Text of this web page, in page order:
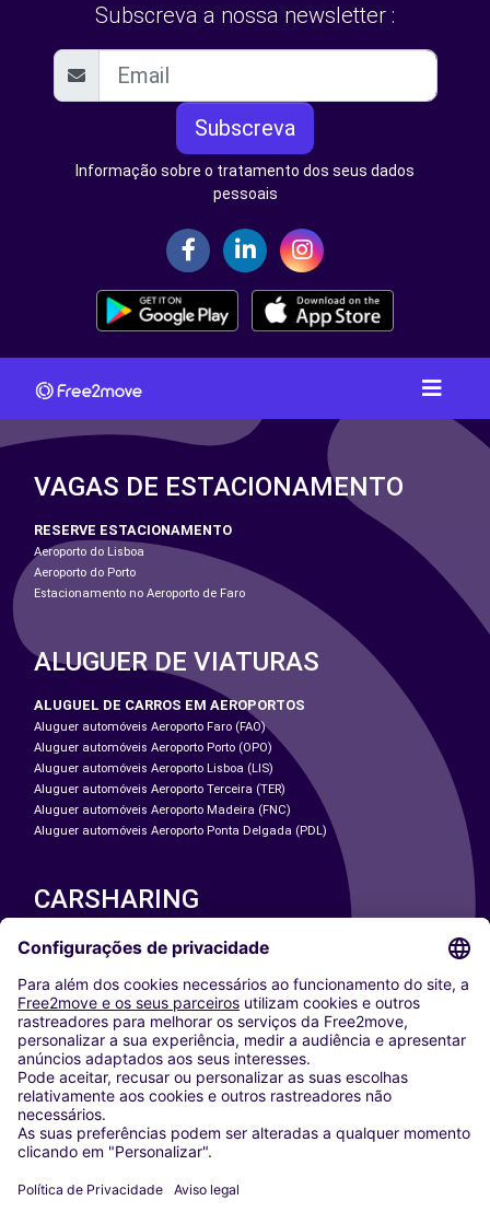
Subscreva a nossa newsletter :
Subscreva
Informação sobre o tratamento dos seus dados
pessoais
VAGAS DE ESTACIONAMENTO
RESERVE ESTACIONAMENTO
Aeroporto do Lisboa
Aeroporto do Porto
Estacionamento no Aeroporto de Faro
ALUGUER DE VIATURAS
ALUGUEL DE CARROS EM AEROPORTOS
Aluguer automóveis Aeroporto Faro (FAO)
Aluguer automóveis Aeroporto Porto (OPO)
Aluguer automóveis Aeroporto Lisboa (LIS)
Aluguer automóveis Aeroporto Terceira (TER)
Aluguer automóveis Aeroporto Madeira (FNC)
Aluguer automóveis Aeroporto Ponta Delgada (PDL)
CARSHARING
NOSSAS CIDADES
Washington DC
Milan
Rome
Turin
Vienna
Berlin
Cologne
Dusseldorf
Frankfurt
Munich